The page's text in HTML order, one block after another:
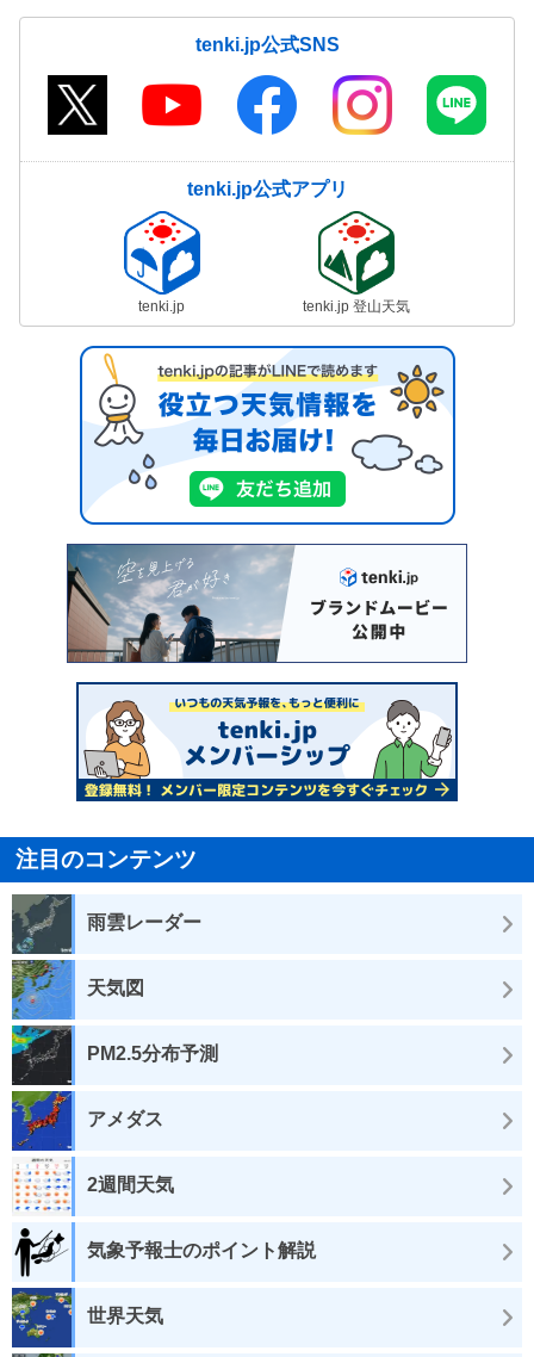
tenki.jp公式SNS
tenki.jp公式アプリ
tenki.jp tenki.jp 登山天気
注目のコンテンツ
雨雲レーダー
天気図
PM2.5分布予測
アメダス
2週間天気
気象予報士のポイント解説
世界天気